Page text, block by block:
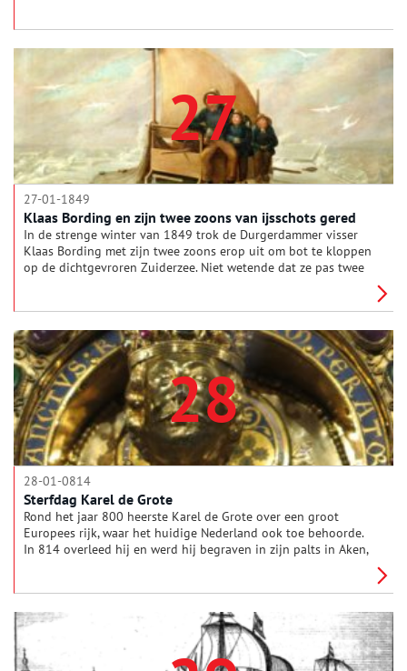
27
27-01-1849
Klaas Bording en zijn twee zoons van ijsschots gered
In de strenge winter van 1849 trok de Durgerdammer visser
Klaas Bording met zijn twee zoons erop uit om bot te kloppen
op de dichtgevroren Zuiderzee. Niet wetende dat ze pas twee
steeds tot de verbeelding.
28
28-01-0814
Sterfdag Karel de Grote
Rond het jaar 800 heerste Karel de Grote over een groot
Europees rijk, waar het huidige Nederland ook toe behoorde.
In 814 overleed hij en werd hij begraven in zijn palts in Aken,